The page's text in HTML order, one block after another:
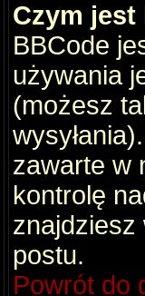
Czym jest
BBCode
używania
(możesz
zawarte w
kontrolę
znajdziesz
postu.
Powrót do